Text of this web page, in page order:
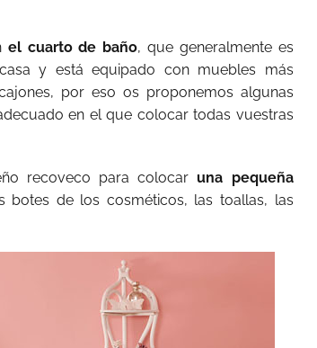
el cuarto de baño, que generalmente es
y está equipado con muebles más
por eso os proponemos algunas
en el que colocar todas vuestras
recoveco para colocaruna pequeña
botes de los cosméticos, las toallas, las